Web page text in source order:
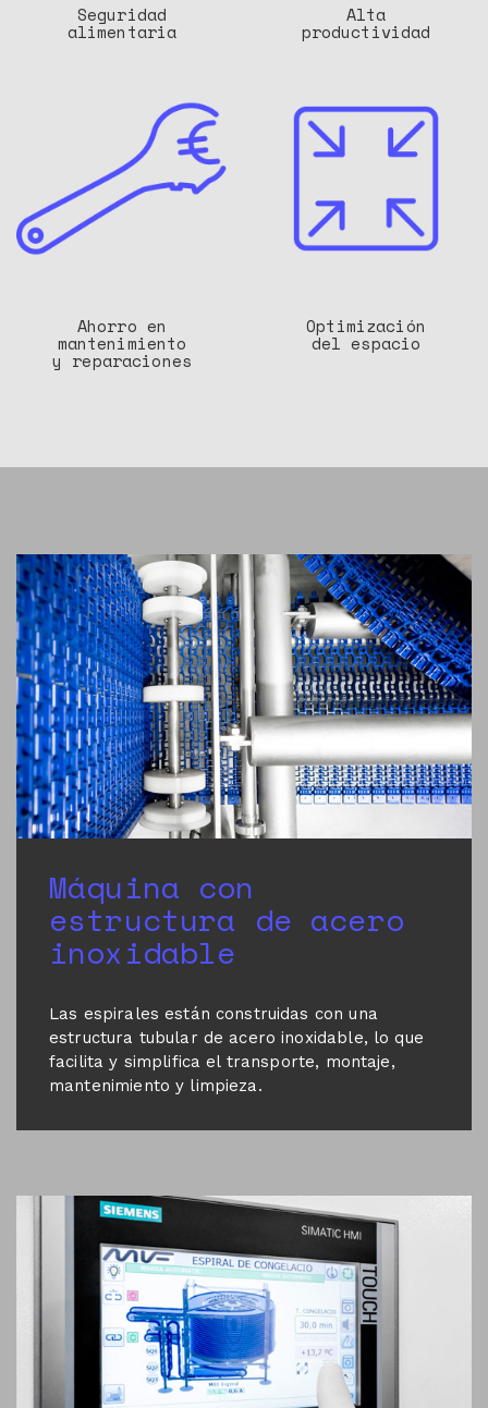
Seguridad
alimentaria
Alta
productividad
Ahorro en
mantenimiento
y reparaciones
Optimización
del espacio
Máquina con
estructura de acero
inoxidable
Las espirales están construidas con una
estructura tubular de acero inoxidable, lo que
facilita y simplifica el transporte, montaje,
mantenimiento y limpieza.